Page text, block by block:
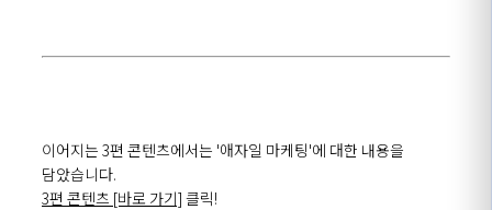
이어지는 3편 콘텐츠에서는 '애자일 마케팅'에 대한 내용을
담았습니다.
3편 콘텐츠 [바로 가기] 클릭!